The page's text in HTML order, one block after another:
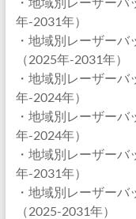
年-2031年）
・地域別レーザー
（2025年-2031年）
・地域別レーザー
年-2024年）
・地域別レーザー
年-2024年）
・地域別レーザー
年-2031年）
・地域別レーザー
（2025-2031年）